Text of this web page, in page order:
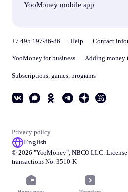
YooMoney mobile app
+7 495 197-86-86 Help Contact
YooMoney for business Adding money
Subscriptions, games, programs
English
© 2026 "YooMoney", NBCO LLC.
transactions No. 3510-K
Privacy policy